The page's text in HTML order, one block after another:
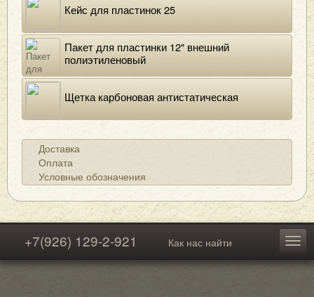
Кейс для пластинок 25
Пакет для пластинки 12" внешний
полиэтиленовый
Щетка карбоновая антистатическая
Доставка
Оплата
Условные обозначения
+7(926) 129-2-921 Как нас найти